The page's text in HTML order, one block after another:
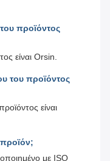
προϊόντος
είναι Orsin.
του προϊόντος
είναι
με ISO